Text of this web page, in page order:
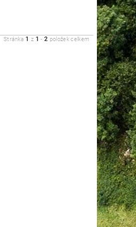
Stránka 1 z 1 -2 položek celkem